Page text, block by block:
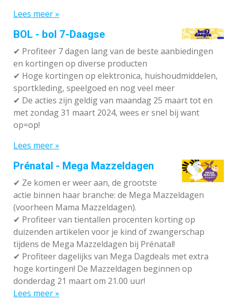
Lees meer »
BOL - bol 7-Daagse
✔ Profiteer 7 dagen lang van de beste aanbiedingen
en kortingen op diverse producten
✔ Hoge kortingen op elektronica, huishoudmiddelen,
sportkleding, speelgoed en nog veel meer
✔ De acties zijn geldig van maandag 25 maart tot en
met zondag 31 maart 2024, wees er snel bij want
op=op!
Lees meer »
Prénatal - Mega Mazzeldagen
✔ Ze komen er weer aan, de grootste
actie binnen haar branche: de Mega Mazzeldagen
(voorheen Mama Mazzeldagen).
✔ Profiteer van tientallen procenten korting op
duizenden artikelen voor je kind of zwangerschap
tijdens de Mega Mazzeldagen bij Prénatal!
✔ Profiteer dagelijks van Mega Dagdeals met extra
hoge kortingen! De Mazzeldagen beginnen op
donderdag 21 maart om 21.00 uur!
Lees meer »